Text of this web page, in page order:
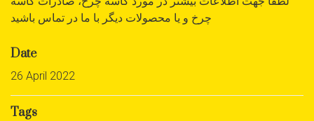
چرخ و یا محصولات دیگر با ما در تماس باشید
Date
26 April 2022
Tags